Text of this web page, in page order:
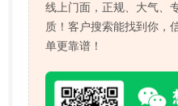
线上门面，正规、大气、
质！客户搜索能找到你，
单更靠谱！